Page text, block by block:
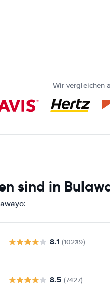
Wir vergleichen
sind in
8.1 (10239)
8.5 (7427)